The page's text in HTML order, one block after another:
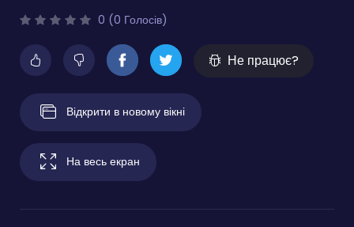
0 (0 Голосів)
Не працює?
Відкрити в новому вікні
На весь екран